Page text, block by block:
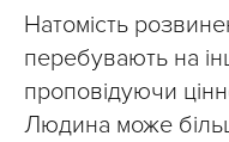
Натомість
перебувають на
проповідуючи
Людина може